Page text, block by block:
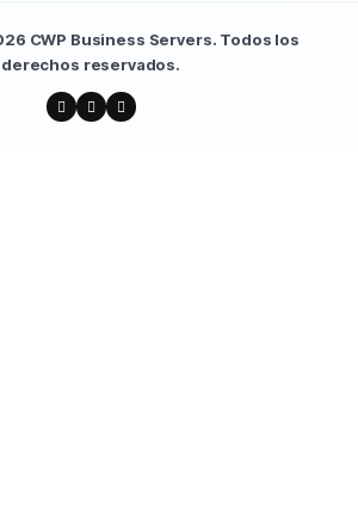
CWP Business Servers. Todos los
derechos reservados.